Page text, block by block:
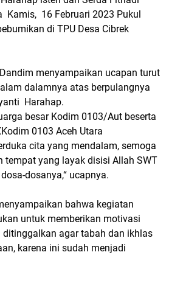
Kamis, 16 Februari 2023 Pukul
di TPU Desa Cibrek
menyampaikan ucapan turut
dalamnya atas berpulangnya
Harahap.
besar Kodim 0103/Aut beserta
0103 Aceh Utara
cita yang mendalam, semoga
tempat yang layak disisi Allah SWT
dosanya,“ ucapnya.
bahwa kegiatan
untuk memberikan motivasi
ditinggalkan agar tabah dan ikhlas
karena ini sudah menjadi